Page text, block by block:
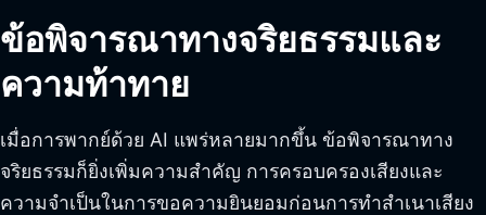
ข้อพิจารณาทางจริยธรรมและ
ความท้าทาย
เมื่อการพากย์ด้วย AI แพร่หลายมากขึ้น ข้อพิจารณาทาง
จริยธรรมก็ยิ่งเพิ่มความสำคัญ การครอบครองเสียงและ
ความจำเป็นในการขอความยินยอมก่อนการทำสำเนาเสียง